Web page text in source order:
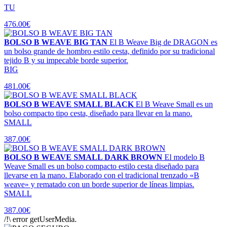
TU
476.00€
BOLSO B WEAVE BIG TAN El B Weave Big de DRAGON es
un bolso grande de hombro estilo cesta, definido por su tradicional
tejido B y su impecable borde superior.
BIG
481.00€
BOLSO B WEAVE SMALL BLACK El B Weave Small es un
bolso compacto tipo cesta, diseñado para llevar en la mano.
SMALL
387.00€
BOLSO B WEAVE SMALL DARK BROWN El modelo B
Weave Small es un bolso compacto estilo cesta diseñado para
llevarse en la mano. Elaborado con el tradicional trenzado «B
weave» y rematado con un borde superior de líneas limpias.
SMALL
387.00€
/!\ error getUserMedia.